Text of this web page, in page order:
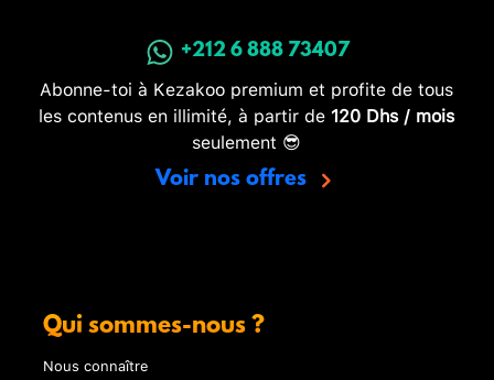
+212 6 888 73407
Abonne-toi à Kezakoo premium et profite de tous
les contenus en illimité, à partir de 120 Dhs / mois
seulement 😎
Voir nos offres
Qui sommes-nous ?
Nous connaître